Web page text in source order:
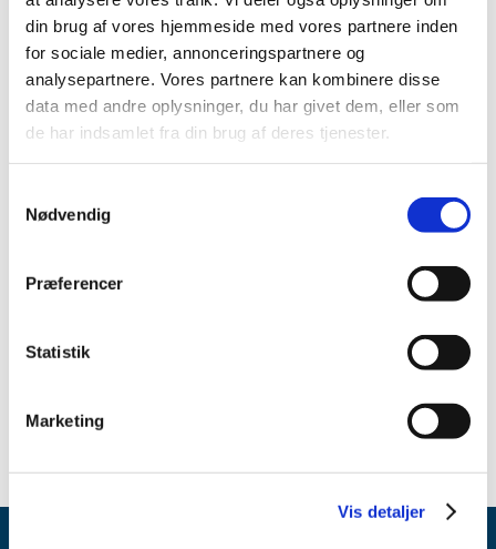
din brug af vores hjemmeside med vores partnere inden
for sociale medier, annonceringspartnere og
analysepartnere. Vores partnere kan kombinere disse
data med andre oplysninger, du har givet dem, eller som
de har indsamlet fra din brug af deres tjenester.
Nødvendig
Præferencer
Statistik
Marketing
Vis detaljer
september (1)
juni (3)
marts (1)
2024 (11)
2023 (7)
2021 (15)
2019 (12)
2017 (24)